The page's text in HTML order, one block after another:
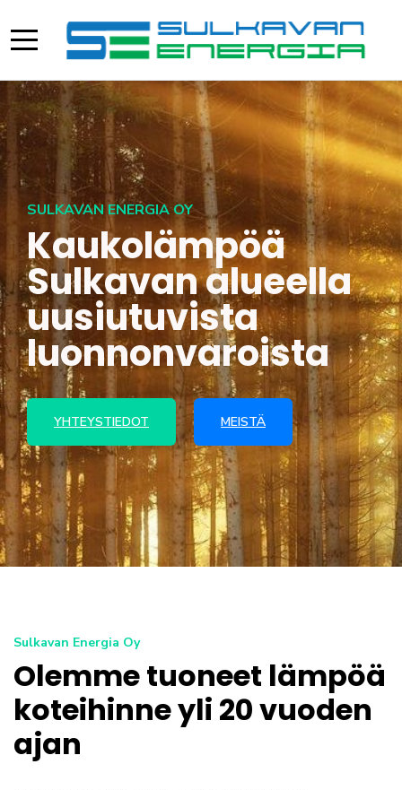
Mobile Menu Toggle
SULKAVAN ENERGIA OY
Kaukolämpöä
Sulkavan alueella
uusiutuvista
luonnonvaroista
YHTEYSTIEDOT MEISTÄ
Sulkavan Energia Oy
Olemme tuoneet lämpöä
koteihinne yli 20 vuoden
ajan